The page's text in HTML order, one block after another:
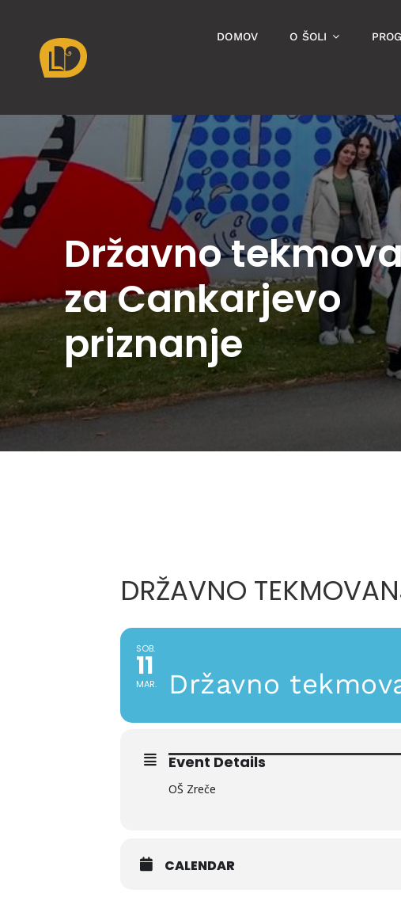
content
DOMOV O ŠOLI
Državno
za Cankarjevo
priznanje
DRŽAVNO
SOB.
11
MAR. Državno
Event Details
OŠ Zreče
CALENDAR